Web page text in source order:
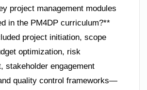
project management modules
in the PM4DP curriculum?**
project initiation, scope
optimization, risk
stakeholder engagement
quality control frameworks—